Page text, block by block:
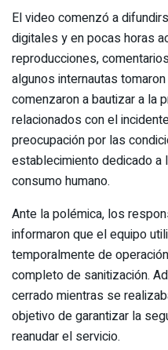
El video comenzó a
digitales y en pocas horas
reproducciones,
algunos internautas
comenzaron a bautizar a la
relacionados con el
preocupación por las
establecimiento dedicado a
consumo humano.
Ante la polémica, los
informaron que el equipo
temporalmente de
completo de sanitización.
cerrado mientras se
objetivo de garantizar la
reanudar el servicio.